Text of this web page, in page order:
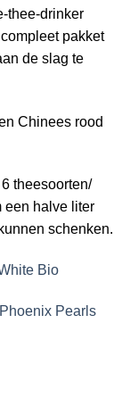
thee-drinker
pakket
de slag te
Chinees rood
theesoorten/
een halve liter
schenken.
Bio
Pearls